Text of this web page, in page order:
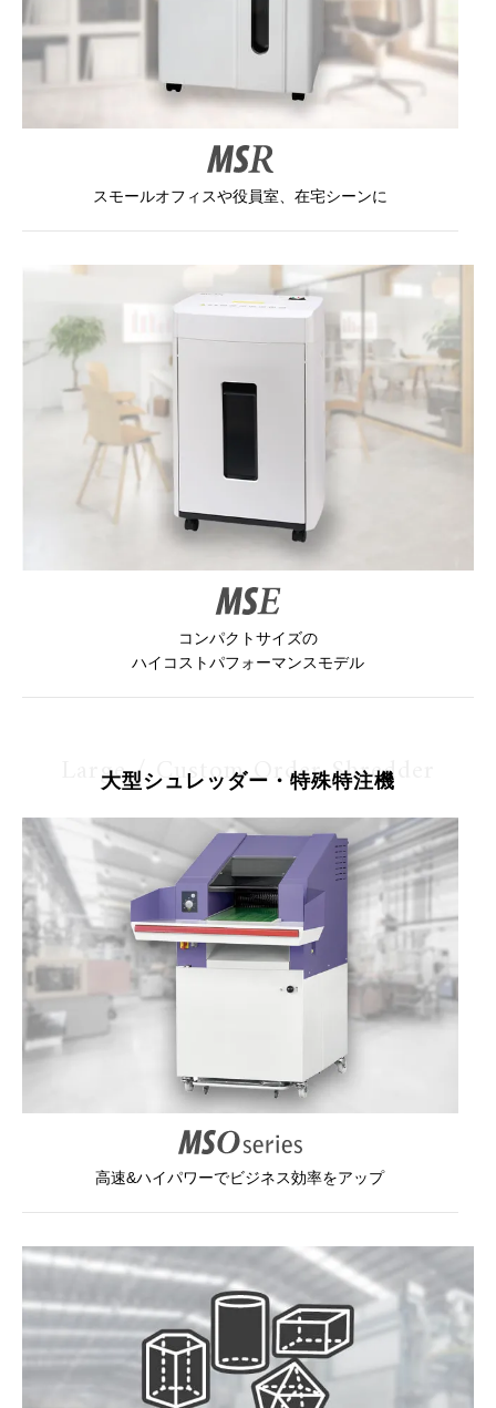
スモールオフィスや役員室、在宅シーンに
コンパクトサイズの
ハイコストパフォーマンスモデル
大型シュレッダー・特殊特注機
Large / Custom Order Shredder
高速&ハイパワーでビジネス効率をアップ